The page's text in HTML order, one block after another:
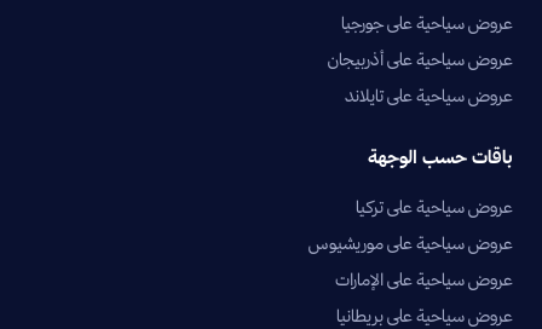
عروض سياحية على جورجيا
عروض سياحية على أذربيجان
عروض سياحية على تايلاند
باقات حسب الوجهة
عروض سياحية على تركيا
عروض سياحية على موريشيوس
عروض سياحية على الإمارات
عروض سياحية على بريطانيا